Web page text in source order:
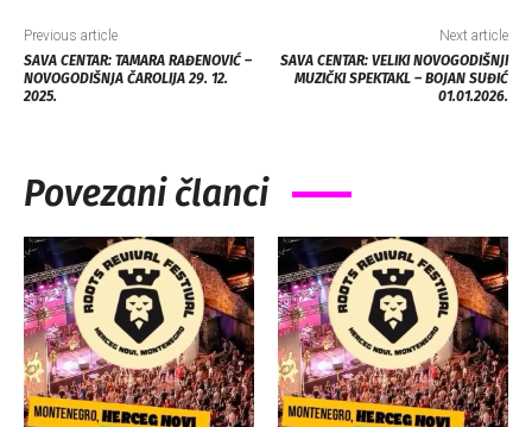
Previous article
SAVA CENTAR: TAMARA RAĐENOVIĆ –
NOVOGODIŠNJA ČAROLIJA 29. 12.
2025.
Next article
SAVA CENTAR: VELIKI NOVOGODIŠNJI
MUZIČKI SPEKTAKL – BOJAN SUĐIĆ
01.01.2026.
Povezani članci